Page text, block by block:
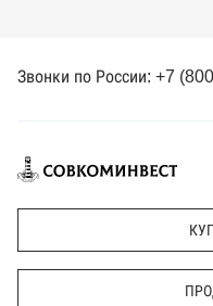
Звонки по России: +7